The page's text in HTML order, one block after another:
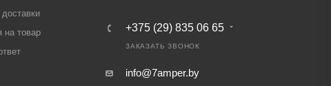
на товар
+375 (29) 835 06 65
ЗАКАЗАТЬ ЗВОНОК
info@7amper.by